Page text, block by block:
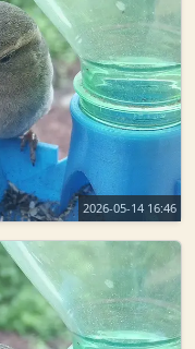
2026-05-14 16:46